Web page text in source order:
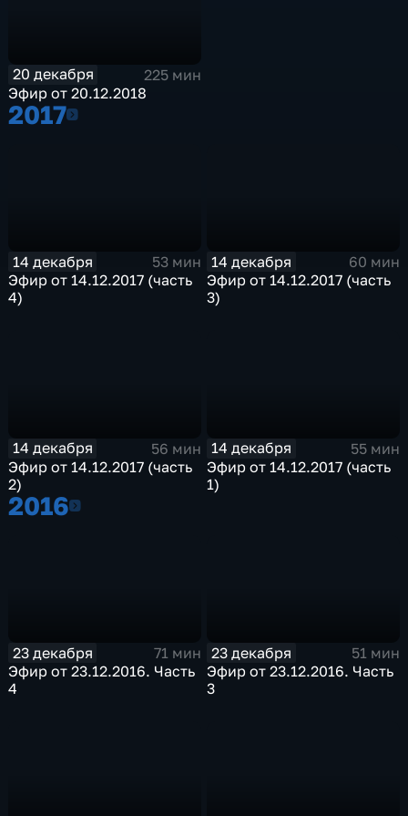
20 декабря
225 мин
Эфир от 20.12.2018
20172017
14 декабря
53 мин
Эфир от 14.12.2017 (часть
4)
14 декабря
60 мин
Эфир от 14.12.2017 (часть
3)
14 декабря
56 мин
Эфир от 14.12.2017 (часть
2)
14 декабря
55 мин
Эфир от 14.12.2017 (часть
1)
20162016
23 декабря
71 мин
Эфир от 23.12.2016. Часть
4
23 декабря
51 мин
Эфир от 23.12.2016. Часть
3